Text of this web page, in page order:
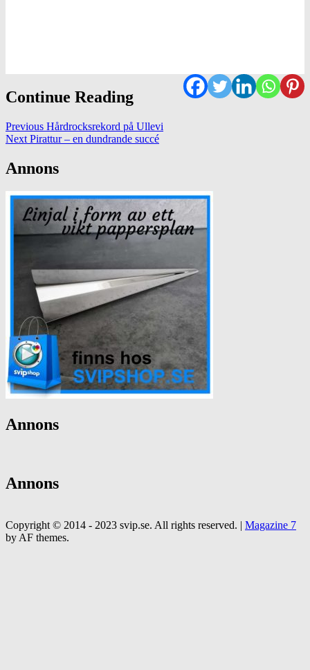
Continue Reading
Previous Hårdrocksrekord på Ullevi
Next Pirattur – en dundrande succé
Annons
Annons
Annons
Copyright © 2014 - 2023 svip.se. All rights reserved. | Magazine 7
by AF themes.